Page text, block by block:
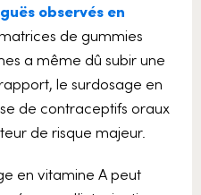
observés en
de gummies
a même dû subir une
le surdosage en
de contraceptifs oraux
de risque majeur.
en vitamine A peut